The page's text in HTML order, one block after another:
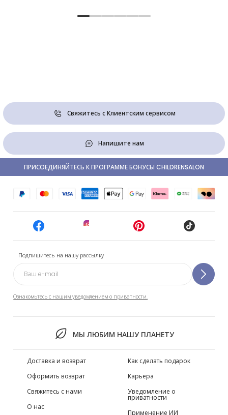
Свяжитесь с Клиентским сервисом
Напишите нам
Подпишитесь на нашу рассылку
Ознакомьтесь с нашим уведомлением о приватности.
МЫ ЛЮБИМ НАШУ ПЛАНЕТУ
ПРИСОЕДИНЯЙТЕСЬ К ПРОГРАММЕ БОНУСЫ CHILDRENSALON
Доставка и возврат
Оформить возврат
Свяжитесь с нами
О нас
Как сделать подарок
Карьера
Уведомление о
приватности
Применение ИИ